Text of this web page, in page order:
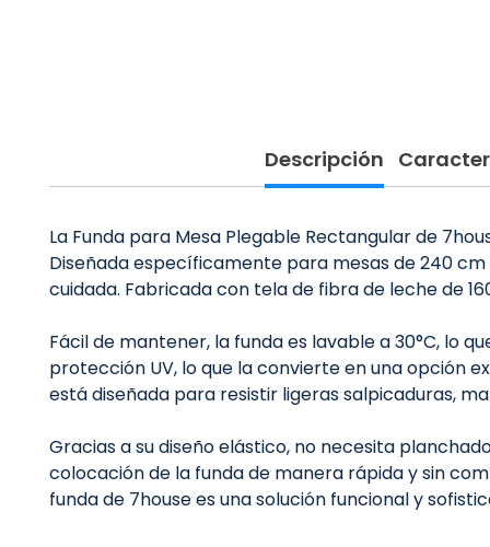
Descripción
La Funda para Mesa Plegable Rectangular de
Diseñada específicamente para mesas de 240
cuidada. Fabricada con tela de fibra de leche de
Fácil de mantener, la funda es lavable a 30°C, lo
protección UV, lo que la convierte en una opción
está diseñada para resistir ligeras salpicaduras,
Gracias a su diseño elástico, no necesita
colocación de la funda de manera rápida y sin
funda de 7house es una solución funcional y